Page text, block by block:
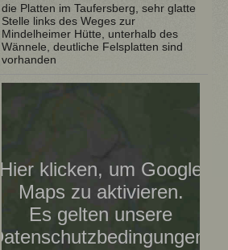
die Platten im Taufersberg, sehr glatte
Stelle links des Weges zur
Mindelheimer Hütte, unterhalb des
Wännele, deutliche Felsplatten sind
vorhanden
Hier klicken, um Google
Maps zu aktivieren.
Es gelten unsere
Datenschutzbedingungen.